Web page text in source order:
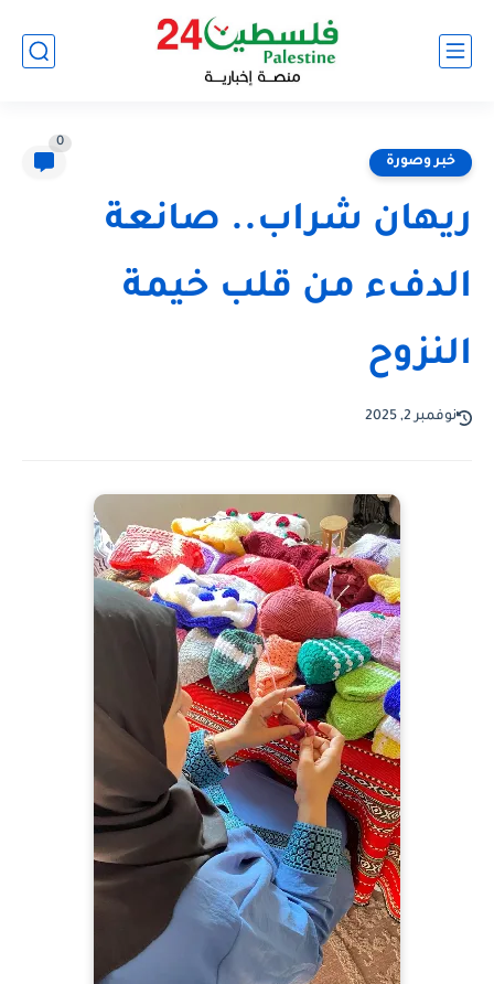
خبر وصورة
0
ريهان شراب.. صانعة
الدفء من قلب خيمة
النزوح
نوفمبر 2, 2025